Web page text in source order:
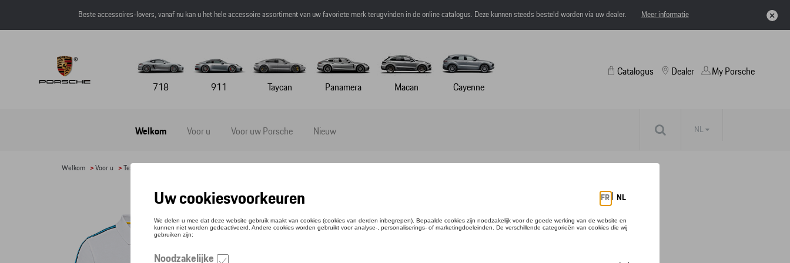
Beste accessoires-lovers, vanaf nu kan u het hele accessoire assortiment van uw favoriete merk terugvinden in de online catalogus. Deze kunnen steeds besteld worden via uw dealer. Meer informatie
718 911 Taycan Panamera Macan Cayenne
Catalogus
Welkom Voor u Voor uw Porsche Nieuw
Dealer My Porsche
NL
Welkom >Voor u >Textiel
POLO-SHIRT - MARTINI RACING - XL
Referentie: WAP5500XL0P0MR